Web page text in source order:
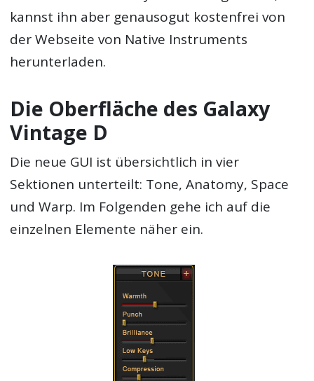
kannst ihn aber genausogut kostenfrei von
der Webseite von Native Instruments
herunterladen.
Die Oberfläche des Galaxy
Vintage D
Die neue GUI ist übersichtlich in vier
Sektionen unterteilt: Tone, Anatomy, Space
und Warp. Im Folgenden gehe ich auf die
einzelnen Elemente näher ein.